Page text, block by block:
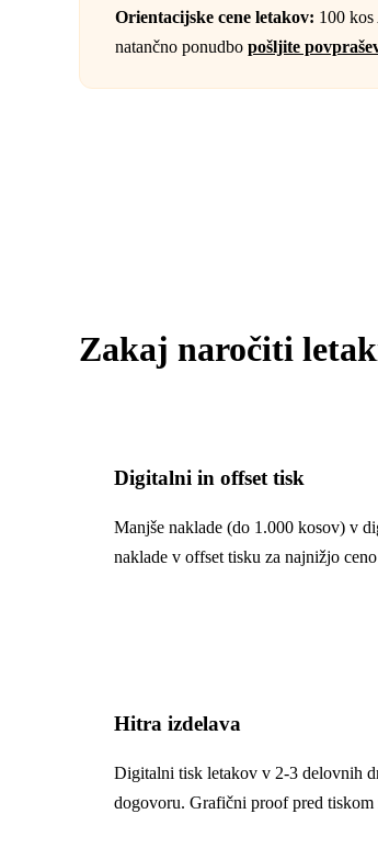
Orientacijske cene letakov: 100
natančno ponudbo pošljite
Zakaj naročiti
Digitalni in offset tisk
Manjše naklade (do 1.000 kosov) v
naklade v offset tisku za najnižjo
Hitra izdelava
Digitalni tisk letakov v 2-3 delovnih
dogovoru. Grafični proof pred tiskom